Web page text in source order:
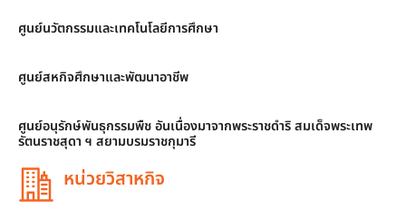
ศูนย์นวัตกรรมและเทคโนโลยีการศึกษา
ศูนย์สหกิจศึกษาและพัฒนาอาชีพ
ศูนย์อนุรักษ์พันธุกรรมพืช อันเนื่องมาจากพระราชดำริ สมเด็จพระเทพ
รัตนราชสุดา ฯ สยามบรมราชกุมารี
หน่วยวิสาหกิจ